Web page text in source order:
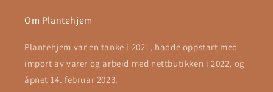
Om Plantehjem
Plantehjem var en tanke i 2021, hadde oppstart med
import av varer og arbeid med nettbutikken i 2022, og
åpnet 14. februar 2023.